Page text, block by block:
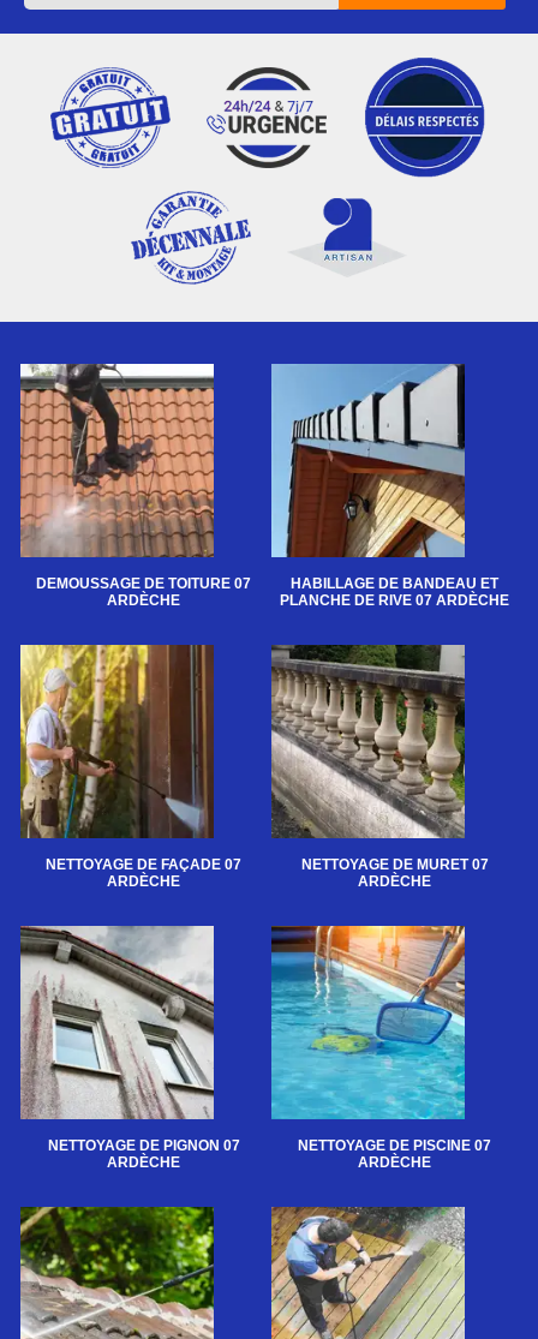
DEMOUSSAGE DE TOITURE 07
ARDÈCHE
HABILLAGE DE BANDEAU ET
PLANCHE DE RIVE 07 ARDÈCHE
NETTOYAGE DE FAÇADE 07
ARDÈCHE
NETTOYAGE DE MURET 07
ARDÈCHE
NETTOYAGE DE PIGNON 07
ARDÈCHE
NETTOYAGE DE PISCINE 07
ARDÈCHE